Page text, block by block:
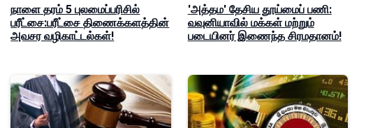
நாளை தரம் 5 புலமைப்பரிசில்
பரீட்சை:பரீட்சை திணைக்களத்தின்
அவசர வழிகாட்டல்கள்!
'அத்தம' தேசிய தூய்மைப் பணி:
வவுனியாவில் மக்கள் மற்றும்
படையினர் இணைந்த சிரமதானம்!